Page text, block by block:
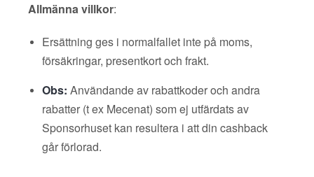
Allmänna villkor:
Ersättning ges i normalfallet inte på moms,
försäkringar, presentkort och frakt.
Obs: Användande av rabattkoder och andra
rabatter (t ex Mecenat) som ej utfärdats av
Sponsorhuset kan resultera i att din cashback
går förlorad.